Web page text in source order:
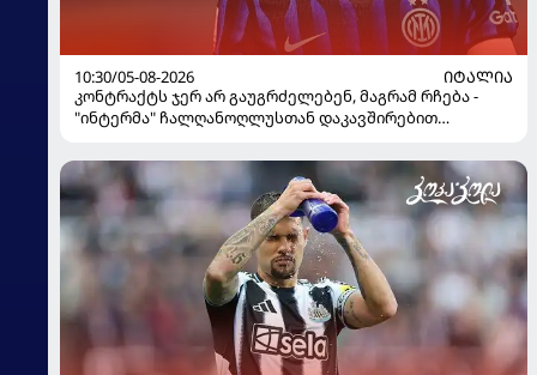
10:30/05-08-2026
ᲘᲢᲐᲚᲘᲐ
კონტრაქტს ჯერ არ გაუგრძელებენ, მაგრამ რჩება -
"ინტერმა" ჩალღანოღლუსთან დაკავშირებით